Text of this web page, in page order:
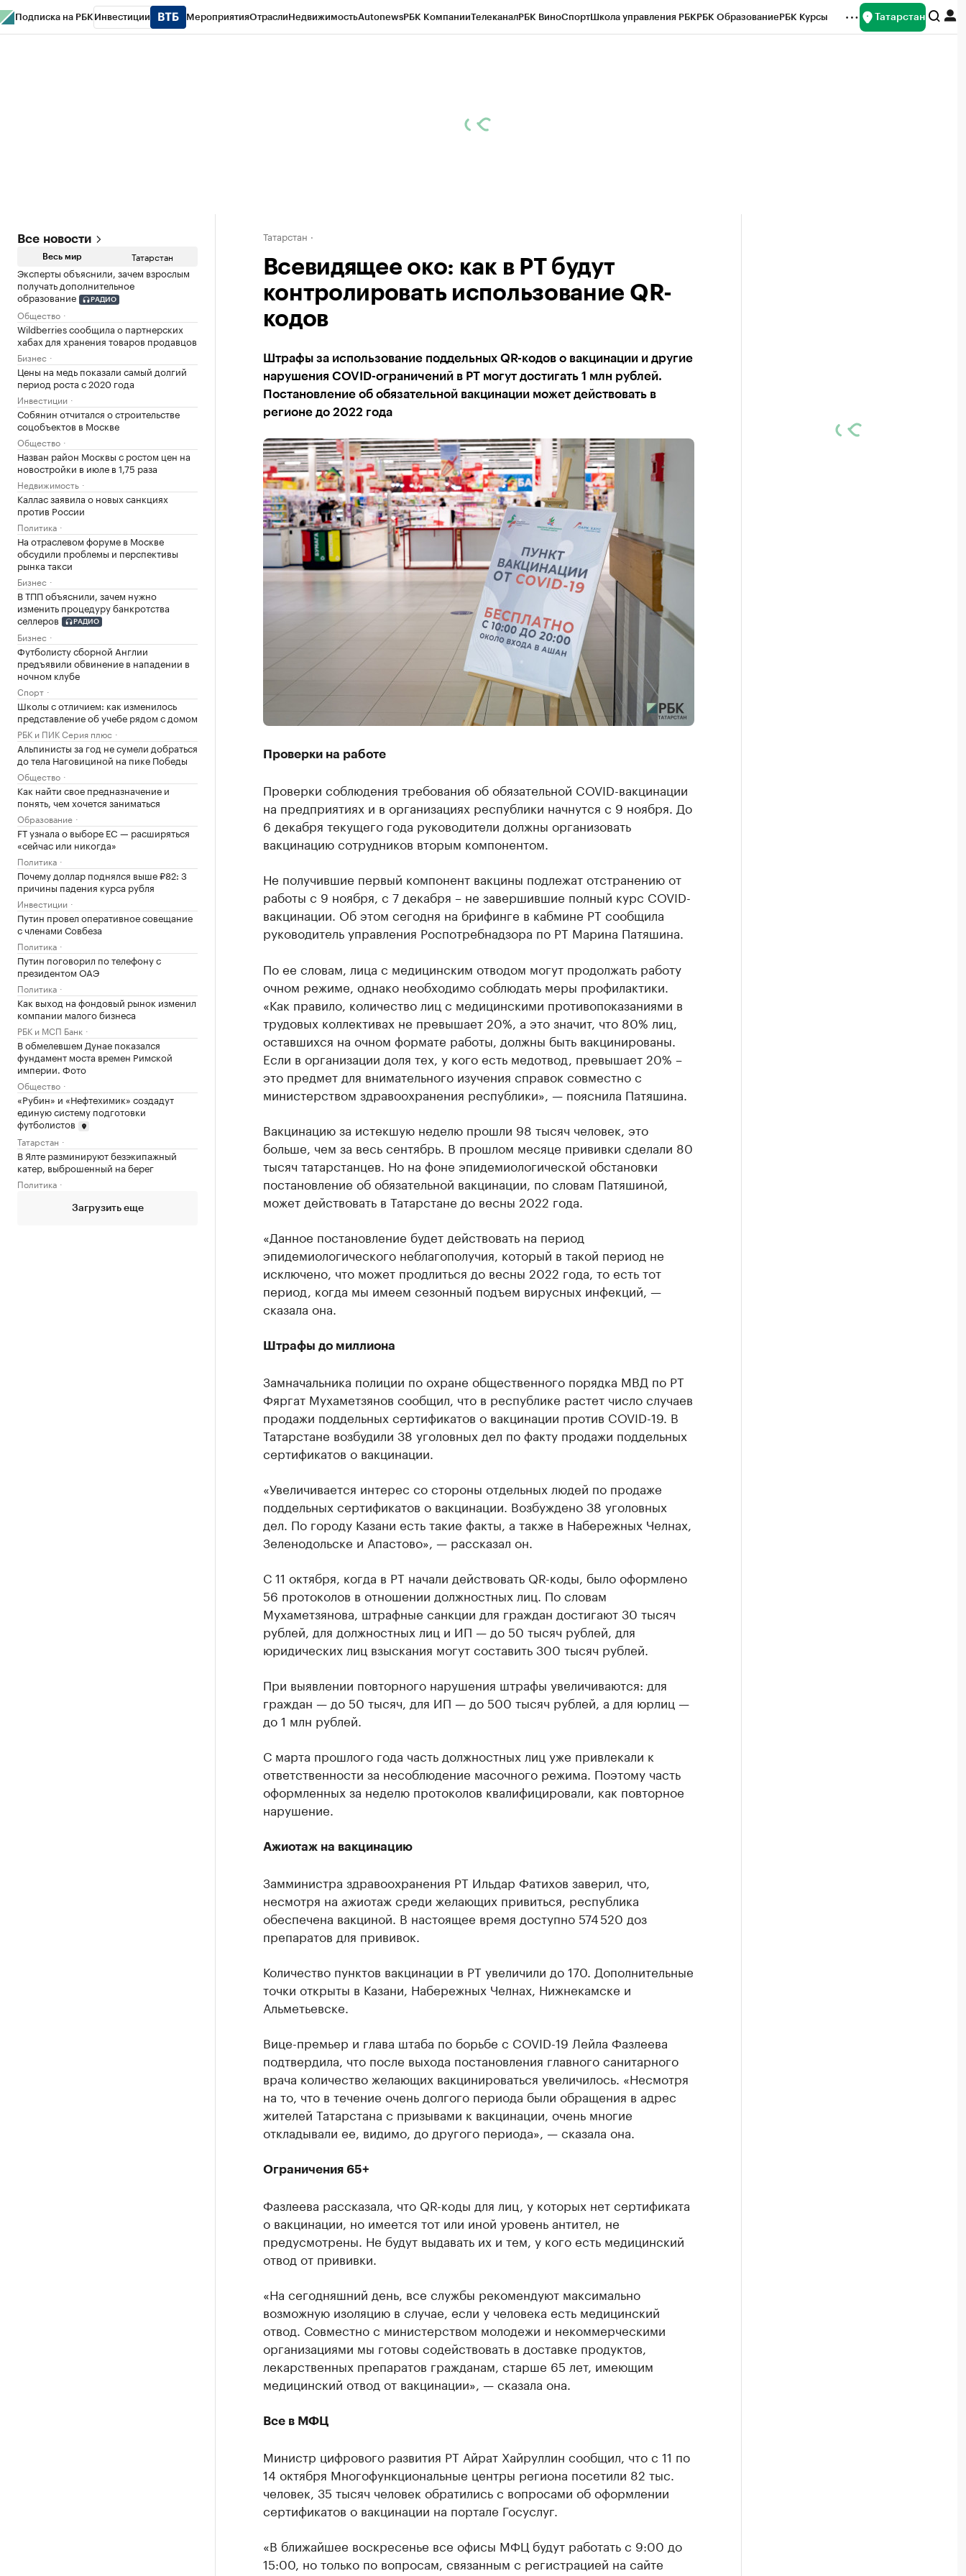
Подписка на РБК Инвестиции МероприятияОтраслиНедвижимостьAutonewsРБК КомпанииТелеканалРБК ВиноСпортШкола управления РБКРБК ОбразованиеРБК Курсы Татарстан
Все новости
Весь мир Татарстан
Эксперты объяснили, зачем взрослым
получать дополнительное
образование
РАДИО
Общество
Wildberries сообщила о партнерских
хабах для хранения товаров продавцов
Бизнес
Цены на медь показали самый долгий
период роста с 2020 года
Инвестиции
Собянин отчитался о строительстве
соцобъектов в Москве
Общество
Назван район Москвы с ростом цен на
новостройки в июле в 1,75 раза
Недвижимость
Каллас заявила о новых санкциях
против России
Политика
На отраслевом форуме в Москве
обсудили проблемы и перспективы
рынка такси
Бизнес
В ТПП объяснили, зачем нужно
изменить процедуру банкротства
селлеров
РАДИО
Бизнес
Футболисту сборной Англии
предъявили обвинение в нападении в
ночном клубе
Спорт
Школы с отличием: как изменилось
представление об учебе рядом с домом
РБК и ПИК Серия плюс
Альпинисты за год не сумели добраться
до тела Наговициной на пике Победы
Общество
Как найти свое предназначение и
понять, чем хочется заниматься
Образование
FT узнала о выборе ЕС — расширяться
«сейчас или никогда»
Политика
Почему доллар поднялся выше ₽82: 3
причины падения курса рубля
Инвестиции
Путин провел оперативное совещание
с членами Совбеза
Политика
Путин поговорил по телефону с
президентом ОАЭ
Политика
Как выход на фондовый рынок изменил
компании малого бизнеса
РБК и МСП Банк
В обмелевшем Дунае показался
фундамент моста времен Римской
империи. Фото
Общество
«Рубин» и «Нефтехимик» создадут
единую систему подготовки
футболистов
Татарстан
В Ялте разминируют безэкипажный
катер, выброшенный на берег
Политика
Загрузить еще
Татарстан
Всевидящее око: как в РТ будут
контролировать использование QR-
кодов
Штрафы за использование поддельных QR-кодов о вакцинации и другие
нарушения COVID-ограничений в РТ могут достигать 1 млн рублей.
Постановление об обязательной вакцинации может действовать в
регионе до 2022 года
Проверки на работе
Проверки соблюдения требования об обязательной COVID-вакцинации
на предприятиях и в организациях республики начнутся с 9 ноября. До
6 декабря текущего года руководители должны организовать
вакцинацию сотрудников вторым компонентом.
Не получившие первый компонент вакцины подлежат отстранению от
работы с 9 ноября, с 7 декабря – не завершившие полный курс COVID-
вакцинации. Об этом сегодня на брифинге в кабмине РТ сообщила
руководитель управления Роспотребнадзора по РТ Марина Патяшина.
По ее словам, лица с медицинским отводом могут продолжать работу
очном режиме, однако необходимо соблюдать меры профилактики.
«Как правило, количество лиц с медицинскими противопоказаниями в
трудовых коллективах не превышает 20%, а это значит, что 80% лиц,
оставшихся на очном формате работы, должны быть вакцинированы.
Если в организации доля тех, у кого есть медотвод, превышает 20% –
это предмет для внимательного изучения справок совместно с
министерством здравоохранения республики», — пояснила Патяшина.
Вакцинацию за истекшую неделю прошли 98 тысяч человек, это
больше, чем за весь сентябрь. В прошлом месяце прививки сделали 80
тысяч татарстанцев. Но на фоне эпидемиологической обстановки
постановление об обязательной вакцинации, по словам Патяшиной,
может действовать в Татарстане до весны 2022 года.
«Данное постановление будет действовать на период
эпидемиологического неблагополучия, который в такой период не
исключено, что может продлиться до весны 2022 года, то есть тот
период, когда мы имеем сезонный подъем вирусных инфекций, —
сказала она.
Штрафы до миллиона
Замначальника полиции по охране общественного порядка МВД по РТ
Фяргат Мухаметзянов сообщил, что в республике растет число случаев
продажи поддельных сертификатов о вакцинации против COVID-19. В
Татарстане возбудили 38 уголовных дел по факту продажи поддельных
сертификатов о вакцинации.
«Увеличивается интерес со стороны отдельных людей по продаже
поддельных сертификатов о вакцинации. Возбуждено 38 уголовных
дел. По городу Казани есть такие факты, а также в Набережных Челнах,
Зеленодольске и Апастово», — рассказал он.
С 11 октября, когда в РТ начали действовать QR-коды, было оформлено
56 протоколов в отношении должностных лиц. По словам
Мухаметзянова, штрафные санкции для граждан достигают 30 тысяч
рублей, для должностных лиц и ИП — до 50 тысяч рублей, для
юридических лиц взыскания могут составить 300 тысяч рублей.
При выявлении повторного нарушения штрафы увеличиваются: для
граждан — до 50 тысяч, для ИП — до 500 тысяч рублей, а для юрлиц —
до 1 млн рублей.
С марта прошлого года часть должностных лиц уже привлекали к
ответственности за несоблюдение масочного режима. Поэтому часть
оформленных за неделю протоколов квалифицировали, как повторное
нарушение.
Ажиотаж на вакцинацию
Замминистра здравоохранения РТ Ильдар Фатихов заверил, что,
несмотря на ажиотаж среди желающих привиться, республика
обеспечена вакциной. В настоящее время доступно 574 520 доз
препаратов для прививок.
Количество пунктов вакцинации в РТ увеличили до 170. Дополнительные
точки открыты в Казани, Набережных Челнах, Нижнекамске и
Альметьевске.
Вице-премьер и глава штаба по борьбе с COVID-19 Лейла Фазлеева
подтвердила, что после выхода постановления главного санитарного
врача количество желающих вакцинироваться увеличилось. «Несмотря
на то, что в течение очень долгого периода были обращения в адрес
жителей Татарстана с призывами к вакцинации, очень многие
откладывали ее, видимо, до другого периода», — сказала она.
Ограничения 65+
Фазлеева рассказала, что QR-коды для лиц, у которых нет сертификата
о вакцинации, но имеется тот или иной уровень антител, не
предусмотрены. Не будут выдавать их и тем, у кого есть медицинский
отвод от прививки.
«На сегодняшний день, все службы рекомендуют максимально
возможную изоляцию в случае, если у человека есть медицинский
отвод. Совместно с министерством молодежи и некоммерческими
организациями мы готовы содействовать в доставке продуктов,
лекарственных препаратов гражданам, старше 65 лет, имеющим
медицинский отвод от вакцинации», — сказала она.
Все в МФЦ
Министр цифрового развития РТ Айрат Хайруллин сообщил, что с 11 по
14 октября Многофункциональные центры региона посетили 82 тыс.
человек, 35 тысяч человек обратились с вопросами об оформлении
сертификатов о вакцинации на портале Госуслуг.
«В ближайшее воскресенье все офисы МФЦ будут работать с 9:00 до
15:00, но только по вопросам, связанным с регистрацией на сайте